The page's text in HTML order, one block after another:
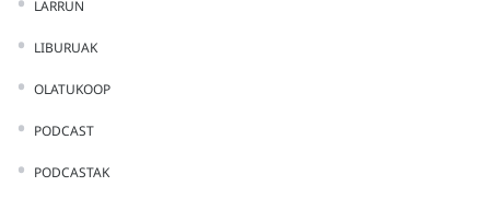
LARRUN
LIBURUAK
OLATUKOOP
PODCAST
PODCASTAK